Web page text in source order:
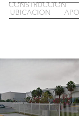
CONSTRUCCION
UBICACION